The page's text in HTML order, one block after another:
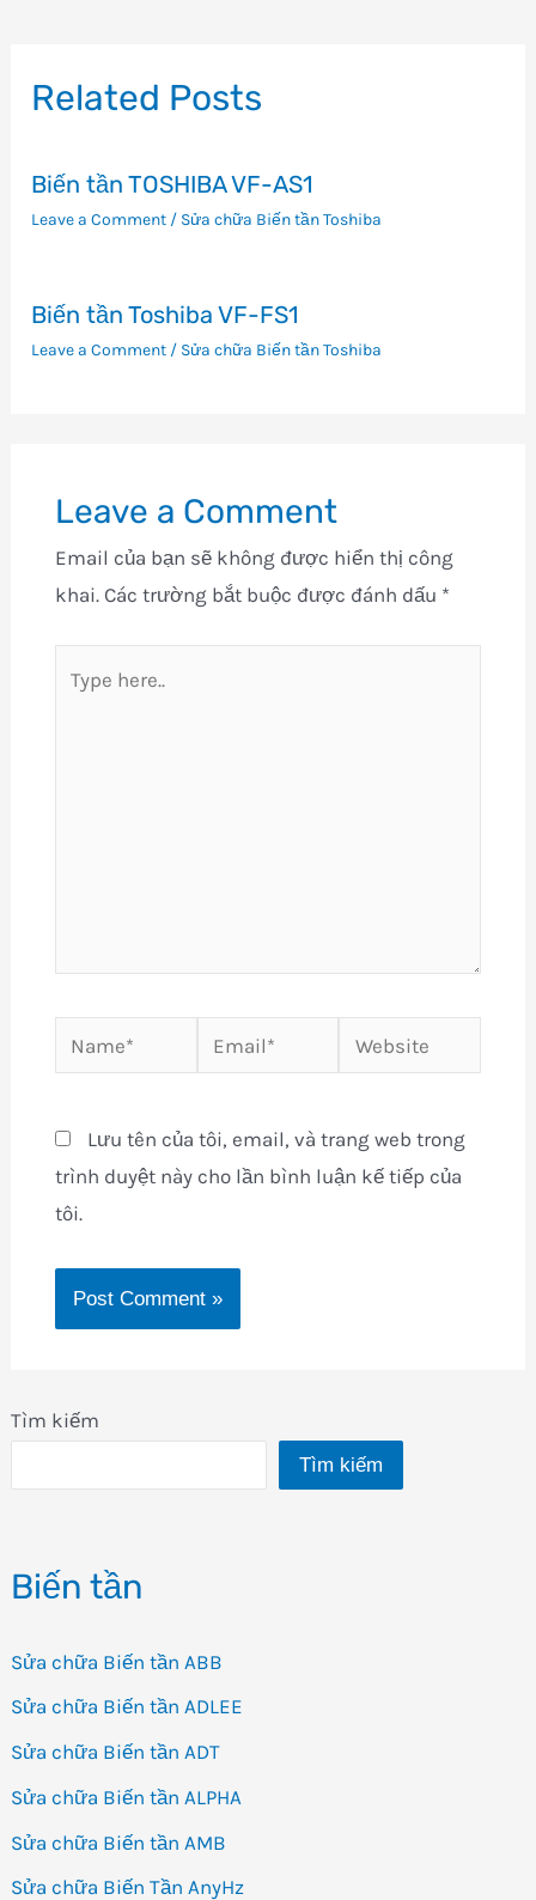
Tìm kiếm
Tìm kiếm
Biến tần
Sửa chữa Biến tần ABB
Sửa chữa Biến tần ADLEE
Sửa chữa Biến tần ADT
Sửa chữa Biến tần ALPHA
Sửa chữa Biến tần AMB
Sửa chữa Biến Tần AnyHz
viết
Related Posts
Biến tần TOSHIBA VF-AS1
Leave a Comment / Sửa chữa Biến tần Toshiba
Biến tần Toshiba VF-FS1
Leave a Comment / Sửa chữa Biến tần Toshiba
Leave a Comment
Email của bạn sẽ không được hiển thị công
khai. Các trường bắt buộc được đánh dấu *
here..
Email* Website
Lưu tên của tôi, email, và trang web trong
trình duyệt này cho lần bình luận kế tiếp của
tôi.